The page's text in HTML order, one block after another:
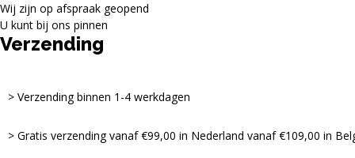
Wij zijn op afspraak geopend
U kunt bij ons pinnen
Verzending
Verzending binnen 1-4 werkdagen
Gratis verzending vanaf €99,00 in Nederland vanaf €109,00 in